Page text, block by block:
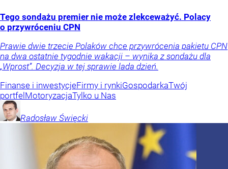
Tego sondażu premier nie może zlekceważyć. Polacy
o przywróceniu CPN
Prawie dwie trzecie Polaków chce przywrócenia pakietu CPN
na dwa ostatnie tygodnie wakacji – wynika z sondażu dla
„Wprost”. Decyzja w tej sprawie lada dzień.
Finanse i inwestycjeFirmy i rynkiGospodarkaTwój
portfel MotoryzacjaTylko u Nas
Radosław Święcki